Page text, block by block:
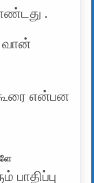
.
வான்
என்பன